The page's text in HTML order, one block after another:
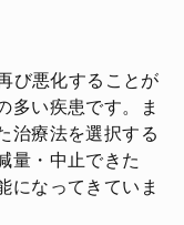
び悪化することが
多い疾患です。ま
治療法を選択する
量・中止できた
になってきていま